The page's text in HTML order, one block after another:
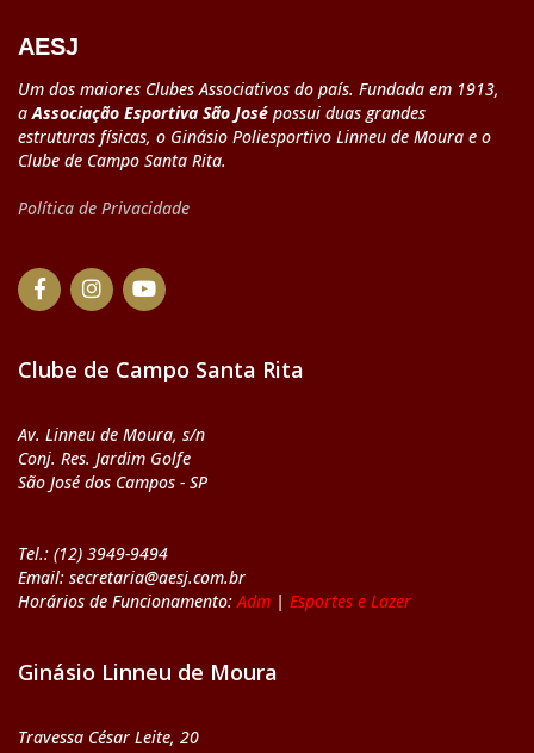
AESJ
Um dos maiores Clubes Associativos do país. Fundada em 1913,
aAssociação Esportiva São José possui duas grandes
estruturas físicas, o Ginásio Poliesportivo Linneu de Moura e o
Clube de Campo Santa Rita.
Política de Privacidade
Clube de Campo Santa Rita
Av. Linneu de Moura, s/n
Conj. Res. Jardim Golfe
São José dos Campos - SP
Tel.: (12) 3949-9494
Email: secretaria@aesj.com.br
Horários de Funcionamento:Adm | Esportes e Lazer
Ginásio Linneu de Moura
Travessa César Leite, 20